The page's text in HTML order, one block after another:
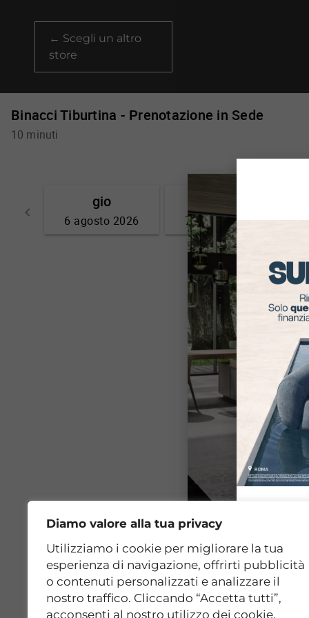
Diamo valore alla tua privacy
Utilizziamo i cookie per migliorare la tua
esperienza di navigazione, offrirti pubblicità
o contenuti personalizzati e analizzare il
nostro traffico. Cliccando “Accetta tutti”,
acconsenti al nostro utilizzo dei cookie.
← Scegli un altro
store